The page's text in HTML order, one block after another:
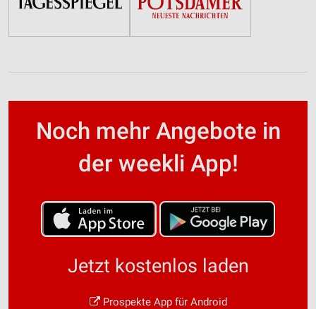
Noch mehr Angebote in
der weekli App!
Jetzt kostenlos laden
Prospekte App für Android